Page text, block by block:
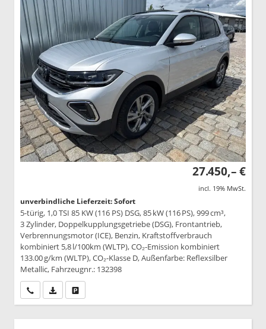
27.450,– €
incl. 19% MwSt.
unverbindliche Lieferzeit: Sofort
5-türig, 1,0 TSI 85 KW (116 PS) DSG, 85 kW (116 PS), 999 cm³,
3 Zylinder, Doppelkupplungsgetriebe (DSG), Frontantrieb,
Verbrennungsmotor (ICE), Benzin, Kraftstoffverbrauch
kombiniert 5,8 l/100km (WLTP), CO₂-Emission kombiniert
133.00 g/km (WLTP), CO₂-Klasse D, Außenfarbe: Reflexsilber
Metallic, Fahrzeugnr.: 132398
Wir rufen Sie anPDF-Datei, Fahrzeugexposé drucken